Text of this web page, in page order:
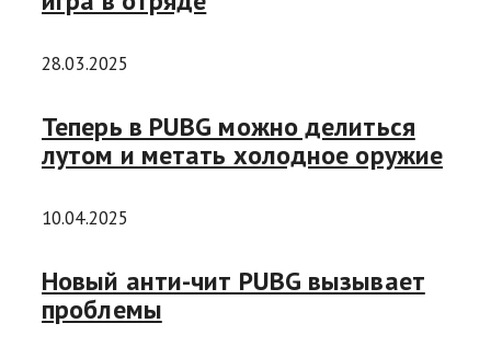
28.03.2025
Теперь в PUBG можно делиться
лутом и метать холодное оружие
10.04.2025
Новый анти-чит PUBG вызывает
проблемы